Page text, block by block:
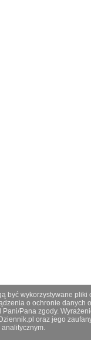
być wykorzystywane
o ochronie danych
Pana zgody.
oraz jego